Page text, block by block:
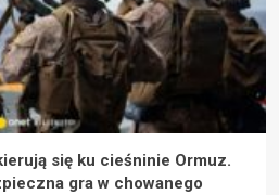
się ku cieśninie Ormuz.
gra w chowanego